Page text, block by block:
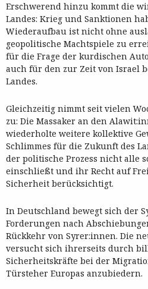
Erschwerend hinzu kommt die
Landes: Krieg und Sanktionen
Wiederaufbau ist nicht ohne
geopolitische Machtspiele zu
für die Frage der kurdischen
auch für den zur Zeit von Israel
Landes.
Gleichzeitig nimmt seit vielen
zu: Die Massaker an den
wiederholte weitere kollektive
Schlimmes für die Zukunft des
der politische Prozess nicht alle
einschließt und ihr Recht auf
Sicherheit berücksichtigt.
In Deutschland bewegt sich der
Forderungen nach
Rückkehr von Syrer:innen. Die
versucht sich ihrerseits durch
Sicherheitskräfte bei der
Türsteher Europas anzubiedern.